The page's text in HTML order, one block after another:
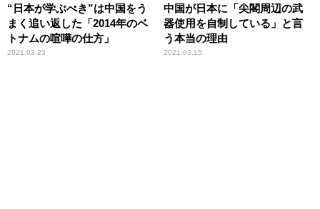
“日本が学ぶべき”は中国をう
まく追い返した「2014年のベ
トナムの喧嘩の仕方」
2021.03.23
中国が日本に「尖閣周辺の武
器使用を自制している」と言
う本当の理由
2021.03.15